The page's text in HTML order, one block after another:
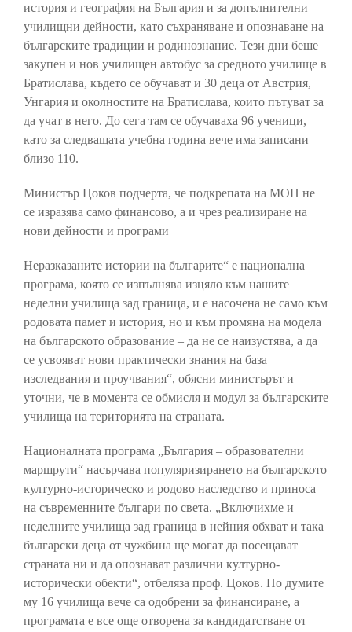
история и география на България и за допълнителни
училищни дейности, като съхраняване и опознаване на
българските традиции и родинознание. Тези дни беше
закупен и нов училищен автобус за средното училище в
Братислава, където се обучават и 30 деца от Австрия,
Унгария и околностите на Братислава, които пътуват за
да учат в него. До сега там се обучаваха 96 ученици,
като за следващата учебна година вече има записани
близо 110.
Министър Цоков подчерта, че подкрепата на МОН не
се изразява само финансово, а и чрез реализиране на
нови дейности и програми
Неразказаните истории на българите“ е национална
програма, която се изпълнява изцяло към нашите
неделни училища зад граница, и е насочена не само към
родовата памет и история, но и към промяна на модела
на българското образование – да не се наизустява, а да
се усвояват нови практически знания на база
изследвания и проучвания“, обясни министърът и
уточни, че в момента се обмисля и модул за българските
училища на територията на страната.
Националната програма „България – образователни
маршрути“ насърчава популяризирането на българското
културно-историческо и родово наследство и приноса
на съвременните българи по света. „Включихме и
неделните училища зад граница в нейния обхват и така
български деца от чужбина ще могат да посещават
страната ни и да опознават различни културно-
исторически обекти“, отбеляза проф. Цоков. По думите
му 16 училища вече са одобрени за финансиране, а
програмата е все още отворена за кандидатстване от